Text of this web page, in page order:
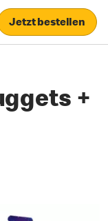
Jetzt bestellen
+